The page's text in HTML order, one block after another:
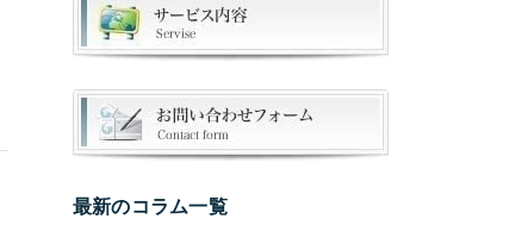
最新のコラム一覧